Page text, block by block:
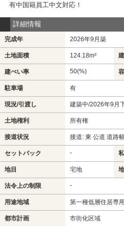
有中国籍員工中文対応！
詳細情報
完成年 2026年9月築
土地面積 124.18m²
建ぺい率 50(%)
駐車場 有
現況/引渡し 建築中/2026年9月
土地権利 所有権
接道状況 接道: 東 公道 道路
セットバック -
地目 宅地
法令上の制限 -
用途地域 第一種低層住居専
都市計画 市街化区域